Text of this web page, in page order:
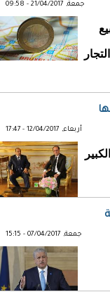
جمعة, 21/04/2017 - 09:58
أربعاء, 12/04/2017 - 17:47
جمعة, 07/04/2017 - 15:15